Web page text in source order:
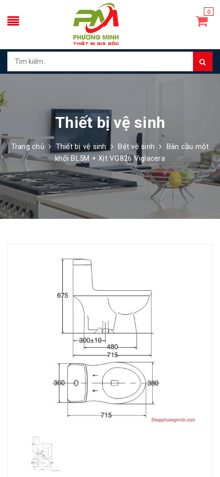
0
Thiết bị vệ sinh
Trang chủ Thiết bị vệ sinh Bệt vệ sinh
Bàn cầu một
khối BL5M + Xịt VG826 Viglacera